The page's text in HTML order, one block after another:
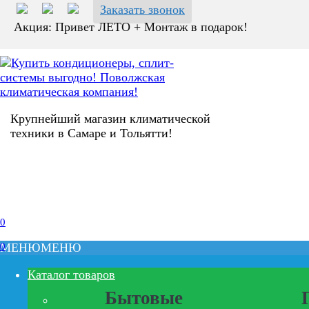
Заказать звонок
Акция: Привет ЛЕТО + Монтаж в подарок!
Крупнейший магазин климатической
техники в Самаре и Тольятти!
0
0
МЕНЮМЕНЮ
Каталог товаров
Бытовые